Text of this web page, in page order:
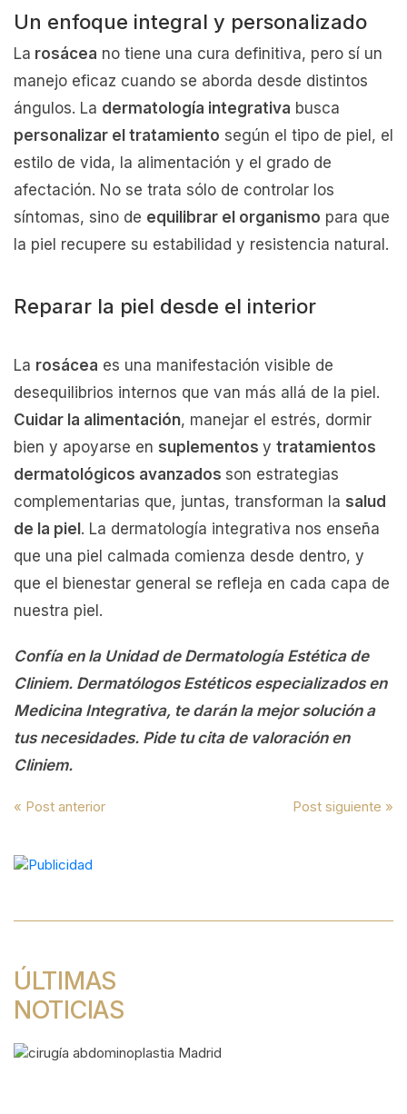
Un enfoque integral y personalizado
La rosácea no tiene una cura definitiva, pero sí un
manejo eficaz cuando se aborda desde distintos
ángulos. La dermatología integrativa busca
personalizar el tratamiento según el tipo de piel, el
estilo de vida, la alimentación y el grado de
afectación. No se trata sólo de controlar los
síntomas, sino de equilibrar el organismo para que
la piel recupere su estabilidad y resistencia natural.
Reparar la piel desde el interior
La rosácea es una manifestación visible de
desequilibrios internos que van más allá de la piel.
Cuidar la alimentación, manejar el estrés, dormir
bien y apoyarse en suplementos y tratamientos
dermatológicos avanzados son estrategias
complementarias que, juntas, transforman la salud
de la piel . La dermatología integrativa nos enseña
que una piel calmada comienza desde dentro, y
que el bienestar general se refleja en cada capa de
nuestra piel.
Confía en la Unidad de Dermatología Estética de
Cliniem. Dermatólogos Estéticos especializados en
Medicina Integrativa, te darán la mejor solución a
tus necesidades. Pide tu cita de valoración en
Cliniem.
Navegación
de
entradas
« Post anterior Post siguiente »
ÚLTIMAS
NOTICIAS